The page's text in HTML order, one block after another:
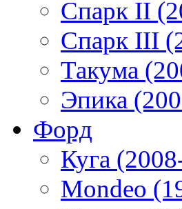
Спарк II
Спарк III
Такума
Эпика
Форд
Куга
Mondeo